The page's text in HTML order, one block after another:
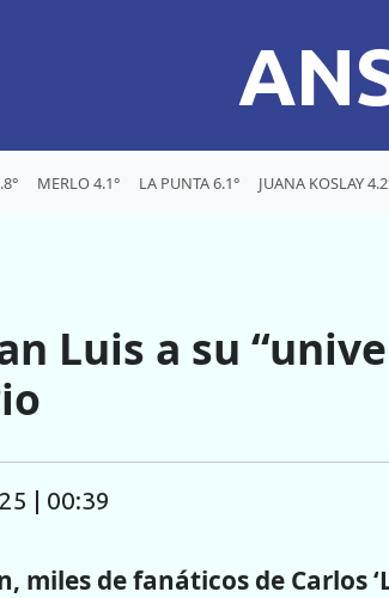
MERLO 4.1° LA PUNTA 6.1° JUANA KOSLAY
Luis a su
| 00:39
miles de fanáticos de Carlos